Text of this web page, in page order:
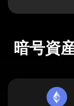
暗号資